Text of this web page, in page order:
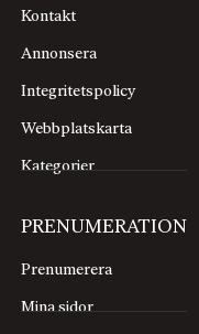
Kontakt
Annonsera
Integritetspolicy
Webbplatskarta
Kategorier
PRENUMERATION
Prenumerera
Mina sidor